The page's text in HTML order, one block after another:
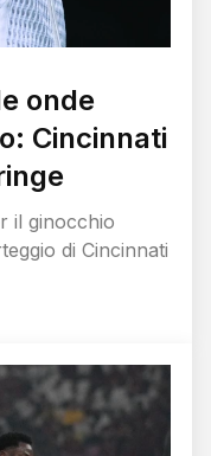
onde
Cincinnati
il ginocchio
di Cincinnati